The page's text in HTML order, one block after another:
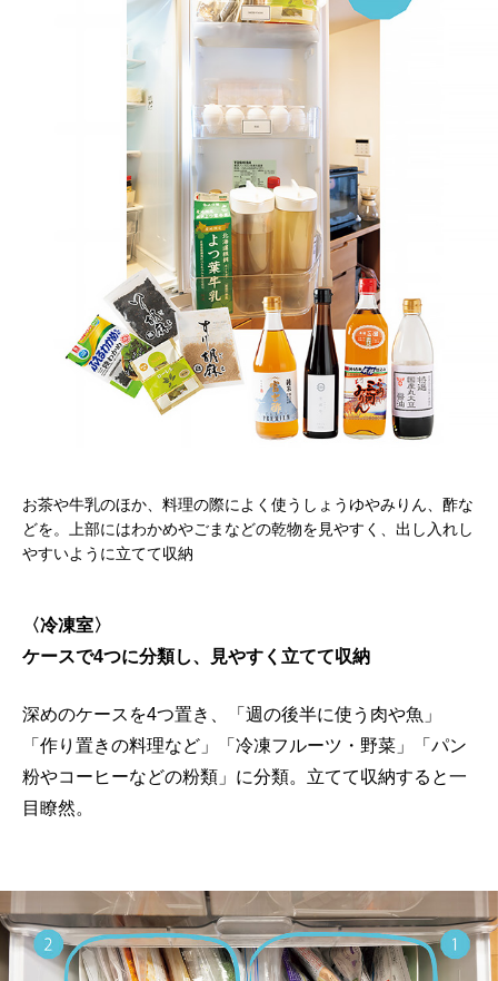
お茶や牛乳のほか、料理の際によく使うしょうゆやみりん、酢な
どを。上部にはわかめやごまなどの乾物を見やすく、出し入れし
やすいように立てて収納
〈冷凍室〉
ケースで4つに分類し、見やすく立てて収納
深めのケースを4つ置き、「週の後半に使う肉や魚」
「作り置きの料理など」「冷凍フルーツ・野菜」「パン
粉やコーヒーなどの粉類」に分類。立てて収納すると一
目瞭然。